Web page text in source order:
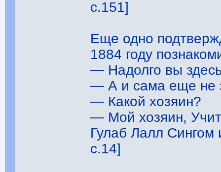
с.151]
Еще одно
1884 году
— Надолго вы
— А и сама еще не
— Какой хозяин?
— Мой хозяин,
Гулаб Лалл
с.14]